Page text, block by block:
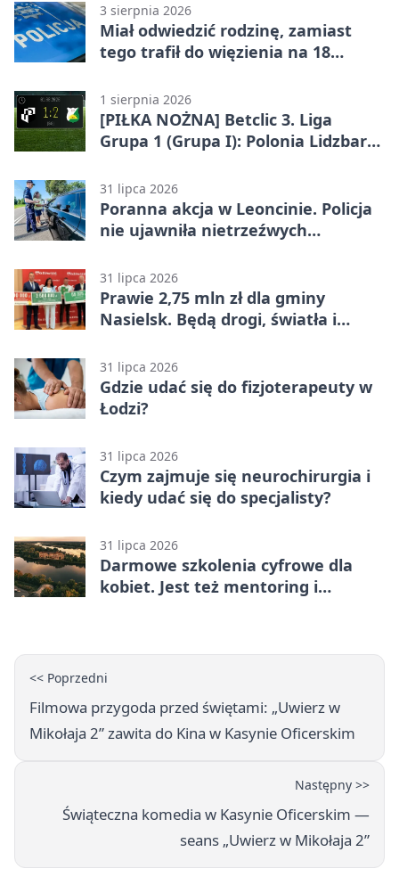
3 sierpnia 2026
Miał odwiedzić rodzinę, zamiast
tego trafił do więzienia na 18
1 sierpnia 2026
[PIŁKA NOŻNA] Betclic 3. Liga
Grupa 1 (Grupa I): Polonia Lidzbark
Mazowiecki 1:2
31 lipca 2026
Poranna akcja w Leoncinie. Policja
nie ujawniła nietrzeźwych
31 lipca 2026
Prawie 2,75 mln zł dla gminy
Nasielsk. Będą drogi, światła i
31 lipca 2026
Gdzie udać się do fizjoterapeuty w
Łodzi?
31 lipca 2026
Czym zajmuje się neurochirurgia i
kiedy udać się do specjalisty?
31 lipca 2026
Darmowe szkolenia cyfrowe dla
kobiet. Jest też mentoring i
<< Poprzedni
Filmowa przygoda przed świętami: „Uwierz w
Mikołaja 2” zawita do Kina w Kasynie Oficerskim
Następny >>
Świąteczna komedia w Kasynie Oficerskim —
seans „Uwierz w Mikołaja 2”